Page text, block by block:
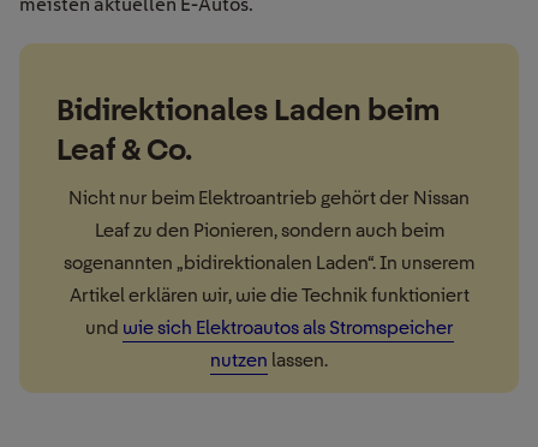
Bidirektionales Laden beim
Leaf & Co.
Nicht nur beim Elektroantrieb gehört der Nissan
Leaf zu den Pionieren, sondern auch beim
sogenannten „bidirektionalen Laden“. In unserem
Artikel erklären wir, wie die Technik funktioniert
und wie sich Elektroautos als Stromspeicher
nutzen lassen.